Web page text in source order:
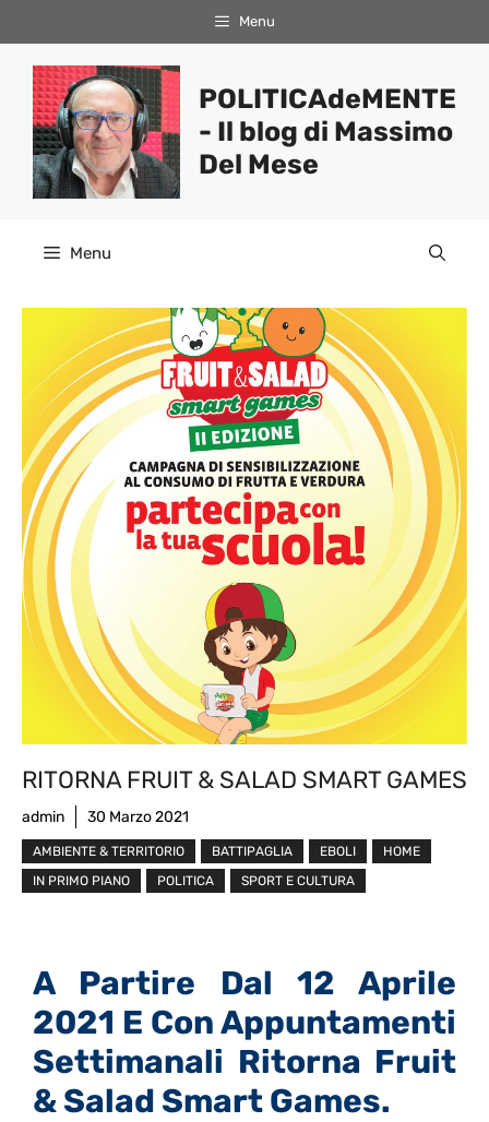
al
contenuto
Menu
POLITICAdeMENTE
- Il blog di Massimo
Del Mese
Menu
RITORNA FRUIT & SALAD SMART GAMES
admin 30 Marzo 2021
AMBIENTE & TERRITORIO BATTIPAGLIA EBOLI
HOME
IN PRIMO PIANO
POLITICA SPORT E CULTURA
A Partire Dal 12 Aprile
2021 E Con Appuntamenti
Settimanali Ritorna Fruit
& Salad Smart Games.